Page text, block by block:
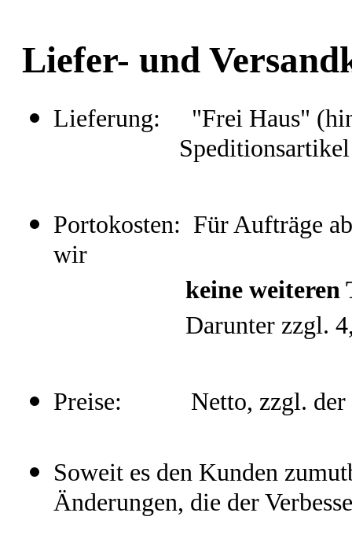
Liefer- und
Lieferung: "Frei Haus"
Speditionsartikel
Portokosten: Für Aufträge
wir
keine weiteren
Darunter zzgl. 4,50 €
Preise: Netto, zzgl. der
Soweit es den Kunden
Änderungen, die der